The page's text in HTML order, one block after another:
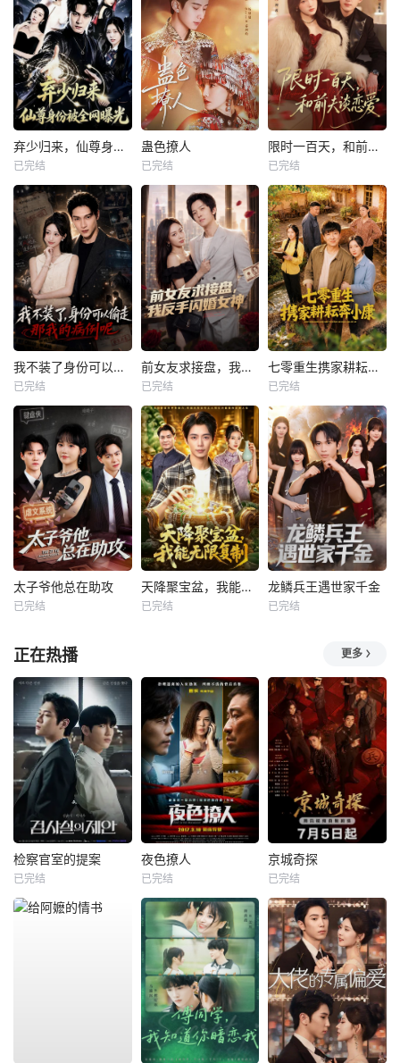
弃少归来，仙尊身份被全网曝光
已完结
蛊色撩人
已完结
限时一百天，和前夫谈恋爱
已完结
我不装了身份可以偷走那我的病例呢
已完结
前女友求接盘，我反手闪婚女神
已完结
七零重生携家耕耘奔小康
已完结
太子爷他总在助攻
已完结
天降聚宝盆，我能无限复制
已完结
龙鳞兵王遇世家千金
已完结
正在热播 更多
检察官室的提案
已完结
夜色撩人
已完结
京城奇探
已完结